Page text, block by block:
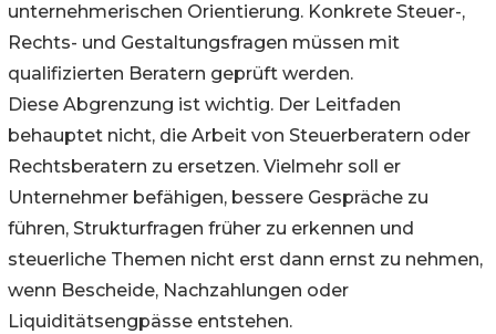
unternehmerischen Orientierung. Konkrete Steuer-,
Rechts- und Gestaltungsfragen müssen mit
qualifizierten Beratern geprüft werden.
Diese Abgrenzung ist wichtig. Der Leitfaden
behauptet nicht, die Arbeit von Steuerberatern oder
Rechtsberatern zu ersetzen. Vielmehr soll er
Unternehmer befähigen, bessere Gespräche zu
führen, Strukturfragen früher zu erkennen und
steuerliche Themen nicht erst dann ernst zu nehmen,
wenn Bescheide, Nachzahlungen oder
Liquiditätsengpässe entstehen.